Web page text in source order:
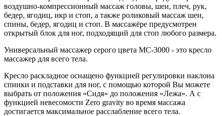
воздушно-компрессионный массаж головы, шеи, плеч, рук,
бедер, ягодиц, икр и стоп, а также роликовый массаж шеи,
спины, бедер, ягодиц и стоп. В массажёре предусмотрен
открытый блок для ног, подходящий для стоп любого размера.
Универсальный массажер серого цвета MC-3000 - это кресло
массажер для всего тела.
Кресло раскладное оснащено функцией регулировки наклона
спинки и подставки для ног, с помощью которой Вы можете
выбрать от положения «Сидя» до положения «Лежа». А с
функцией невесомости Zero gravity во время массажа
достигается максимальное расслабление всего тела.